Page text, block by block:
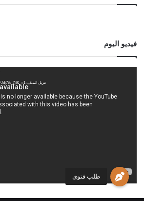
طلب فتوى
فيديو اليوم
تنزيل الملف: https://www.youtube.com/watch?v=FJdj7tk_7jI&_=1